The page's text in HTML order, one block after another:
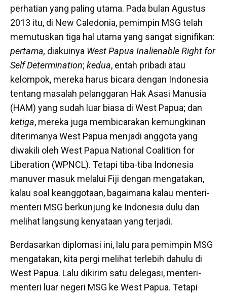
perhatian yang paling utama. Pada bulan Agustus
2013 itu, di New Caledonia, pemimpin MSG telah
memutuskan tiga hal utama yang sangat signifikan:
pertama, diakuinya West Papua Inalienable Right for
Self Determination; kedua, entah pribadi atau
kelompok, mereka harus bicara dengan Indonesia
tentang masalah pelanggaran Hak Asasi Manusia
(HAM) yang sudah luar biasa di West Papua; dan
ketiga, mereka juga membicarakan kemungkinan
diterimanya West Papua menjadi anggota yang
diwakili oleh West Papua National Coalition for
Liberation (WPNCL). Tetapi tiba-tiba Indonesia
manuver masuk melalui Fiji dengan mengatakan,
kalau soal keanggotaan, bagaimana kalau menteri-
menteri MSG berkunjung ke Indonesia dulu dan
melihat langsung kenyataan yang terjadi.
Berdasarkan diplomasi ini, lalu para pemimpin MSG
mengatakan, kita pergi melihat terlebih dahulu di
West Papua. Lalu dikirim satu delegasi, menteri-
menteri luar negeri MSG ke West Papua. Tetapi